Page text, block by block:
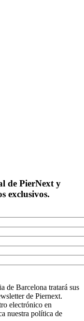
de PierNext y
exclusivos.
de Barcelona tratará sus
de Piernext.
electrónico en
nuestra política de